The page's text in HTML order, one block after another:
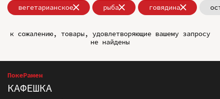
вегетарианское рыба говядина
к сожалению, товары, удовлетворяющие вашему запросу
не найдены
ПокеРамен
КАФЕШКА